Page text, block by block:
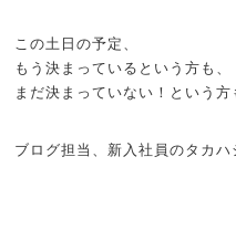
この土日の予定、
もう決まっているという方も、
まだ決まっていない！という方
ブログ担当、新入社員のタカハ